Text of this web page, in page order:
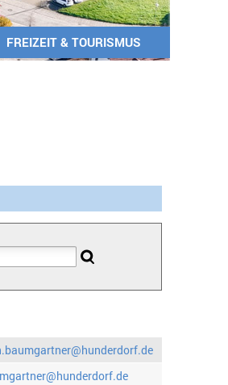
FREIZEIT & TOURISMUS